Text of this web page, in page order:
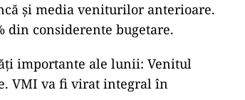
și media veniturilor anterioare.
din considerente bugetare.
importante ale lunii: Venitul
VMI va fi virat integral în